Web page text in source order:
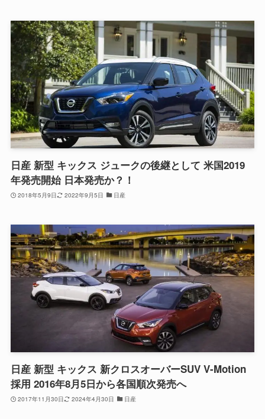
日産 新型 キックス ジュークの後継として 米国2019
年発売開始 日本発売か？！
2018年5月9日 2022年9月5日 日産
日産 新型 キックス 新クロスオーバーSUV V-Motion
採用 2016年8月5日から各国順次発売へ
2017年11月30日 2024年4月30日 日産